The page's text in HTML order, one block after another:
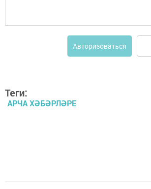
Авторизоваться
Теги:
АРЧА ХӘБӘРЛӘРЕ